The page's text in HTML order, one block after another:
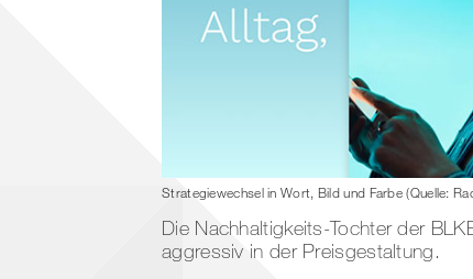
Strategiewechsel in Wort, Bild und Farbe (Quelle:
Die Nachhaltigkeits-Tochter der
aggressiv in der Preisgestaltung.